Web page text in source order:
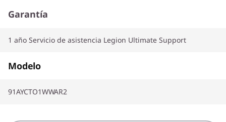
Garantía
1 año Servicio de asistencia Legion Ultimate Support
Modelo
91AYCTO1WWAR2